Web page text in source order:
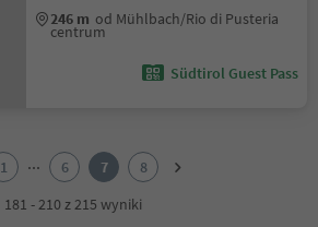
246 m od Mühlbach/Rio di Pusteria
centrum
Südtirol Guest Pass
1 ... 6 7
8
181 - 210 z 215 wyniki